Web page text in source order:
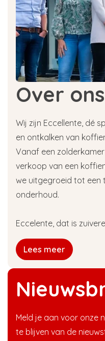
Meld je aan voor onze
te blijven van de
Over ons
Wij zijn Eccellente, dé
en ontkalken van
Vanaf een
verkoop van een
we uitgegroeid tot een
onderhoud.
Eccelente, dat is
Lees meer